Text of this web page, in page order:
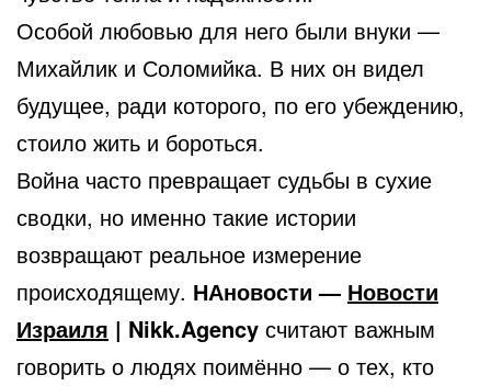
Особой любовью для него были внуки —
Михайлик и Соломийка. В них он видел
будущее, ради которого, по его убеждению,
стоило жить и бороться.
Война часто превращает судьбы в сухие
сводки, но именно такие истории
возвращают реальное измерение
происходящему. НАновости — Новости
Израиля | Nikk.Agency считают важным
говорить о людях поимённо — о тех, кто